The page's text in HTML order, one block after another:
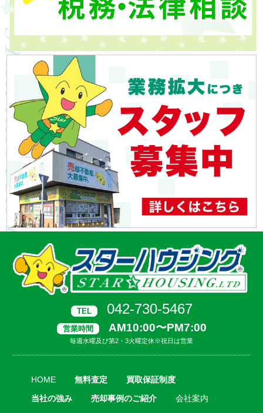
TEL 042-730-5467
営業時間 AM10:00〜PM7:00
毎週水曜及び第2・3火曜定休※祝日は営業
HOME 無料査定
買取保証制度
当社の強み
売却事例のご紹介
会社案内